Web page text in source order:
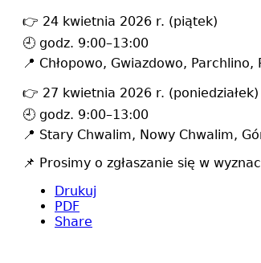
👉 24 kwietnia 2026 r. (piątek)
🕘 godz. 9:00–13:00
📍 Chłopowo, Gwiazdowo,
👉 27 kwietnia 2026 r. (poniedziałek)
🕘 godz. 9:00–13:00
📍 Stary Chwalim, Nowy Chwalim,
📌 Prosimy o zgłaszanie się w
Drukuj
PDF
Share